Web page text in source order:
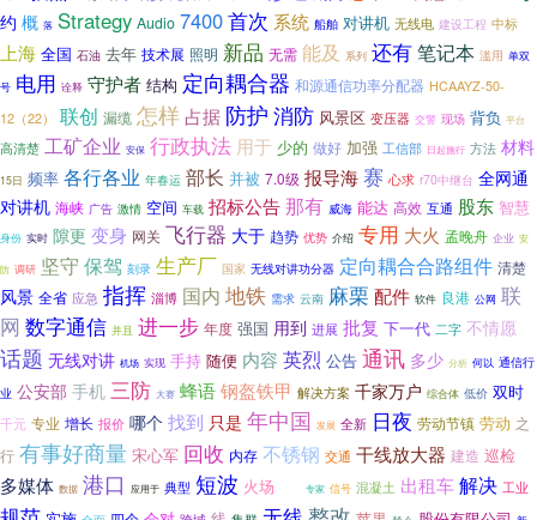
约 概 落 Strategy Audio 7400首次 系统 船舶 对讲机 无线电 建设工程 中标
上海 全国 石油 去年 技术展 照明 新品 无需 能及 系列 还有笔记本 滥用 单双
号 电用 诠释 守护者 结构 定向耦合器 和源通信功率分配器 HCAAYZ-50-
12（22）
联创 漏缆 怎样 占据 防护 消防 风景区 变压器 交警 现场 背负 平台
高清楚 工矿企业 安保 行政执法 用于 少的 做好 加强 工信部 日起施行 方法 材料
15日 频率 各行各业 年春运 部长 并被 7.0级 报导海赛 心求 r70中继台 全网通
对讲机 海峡 广告 激情 空间 车载 招标公告那有 威海 能达 高效 互通 股东 智慧
身份 实时 隙更 变身 网关 飞行器 大于 趋势 优势 介绍 专用 大火 孟晚舟 企业 安
防 调研 坚守 保驾 刻录 生产厂 国家 无线对讲功分器 定向耦合合路组件 清楚
风景 全省 应急 指挥 淄博 国内 地铁 需求 云南 麻栗 配件 软件 良港 公网 联
网 数字通信 并且 进一步 年度 强国 用到 进展 批复 下一代 二字 不情愿
话题 无线对讲 机场 实现 手持 随便 内容 英烈 公告 通讯 多少 分析 何以 通信行
业 公安部 手机 三防 大赛 蜂语钢盔铁甲 解决方案 千家万户 综合体 低价 双时
千元 专业 增长 报价 哪个 找到 只是 年中国 发展 全新 日夜 劳动节镇 劳动 之
行 有事好商量 宋心军 回收 内存 不锈钢 交通 干线放大器 建造 巡检
多媒体 数据 港口 应用于 典型 短波 火场 专家 信号 混凝土 出租车解决 工业